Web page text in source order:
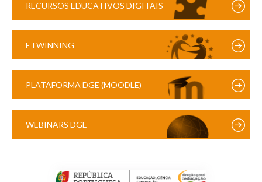
RECURSOS EDUCATIVOS DIGITAIS
ETWINNING
PLATAFORMA DGE (MOODLE)
WEBINARS DGE